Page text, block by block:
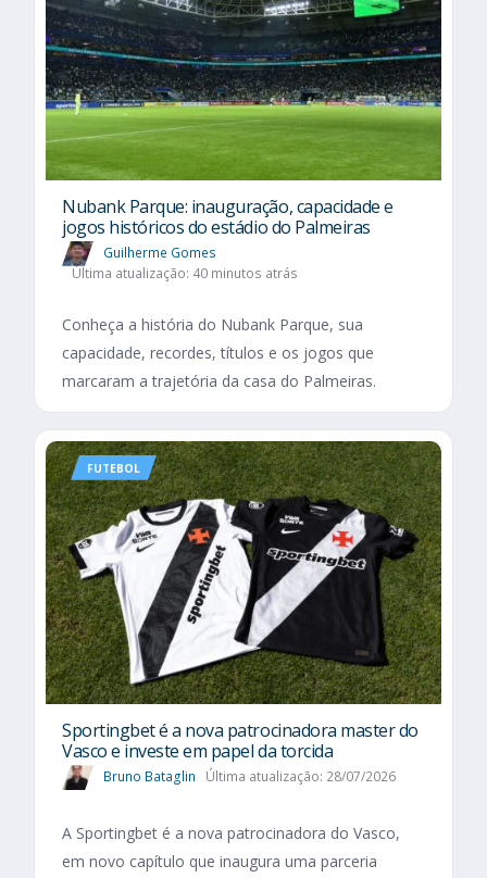
Nubank Parque: inauguração, capacidade e
jogos históricos do estádio do Palmeiras
Guilherme Gomes
Última atualização: 40 minutos atrás
Conheça a história do Nubank Parque, sua
capacidade, recordes, títulos e os jogos que
marcaram a trajetória da casa do Palmeiras.
FUTEBOL
Sportingbet é a nova patrocinadora master do
Vasco e investe em papel da torcida
Bruno Bataglin Última atualização: 28/07/2026
A Sportingbet é a nova patrocinadora do Vasco,
em novo capítulo que inaugura uma parceria